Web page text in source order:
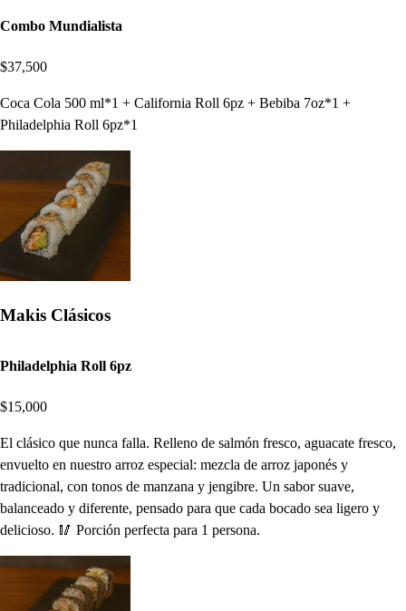
Combo Mundialista
$37,500
Coca Cola 500 ml*1 + California Roll 6pz + Bebiba 7oz*1 +
Philadelphia Roll 6pz*1
Makis Clásicos
Philadelphia Roll 6pz
$15,000
El clásico que nunca falla. Relleno de salmón fresco, aguacate fresco,
envuelto en nuestro arroz especial: mezcla de arroz japonés y
tradicional, con tonos de manzana y jengibre. Un sabor suave,
balanceado y diferente, pensado para que cada bocado sea ligero y
delicioso. 🥢 Porción perfecta para 1 persona.